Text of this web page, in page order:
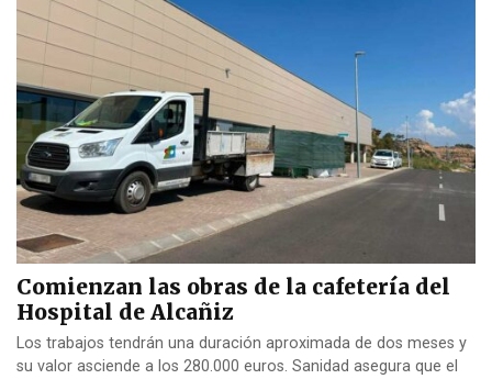
Comienzan las obras de la cafetería del
Hospital de Alcañiz
Los trabajos tendrán una duración aproximada de dos meses y
su valor asciende a los 280.000 euros. Sanidad asegura que el